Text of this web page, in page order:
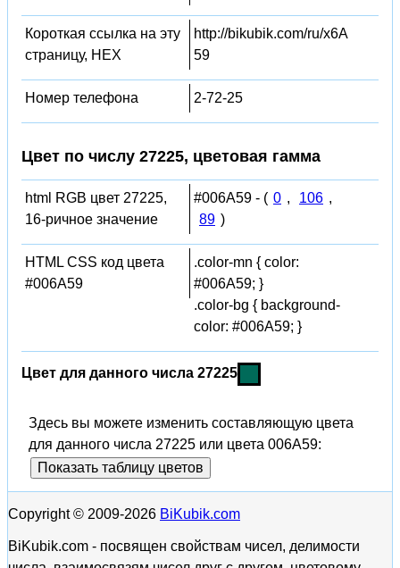
Короткая ссылка на эту
страницу, HEX
http://bikubik.com/ru/x6A
59
Номер телефона 2-72-25
Цвет по числу 27225, цветовая гамма
html RGB цвет 27225,
16-ричное значение
#006A59 - ( 0 , 106 ,
89 )
HTML CSS код цвета
#006A59
.color-mn { color:
#006A59; }
.color-bg { background-
color: #006A59; }
Цвет для данного числа 27225
Здесь вы можете изменить составляющую цвета
для данного числа 27225 или цвета 006A59:
Показать таблицу цветов
Copyright © 2009-2026 BiKubik.com
BiKubik.com - посвящен свойствам чисел, делимости